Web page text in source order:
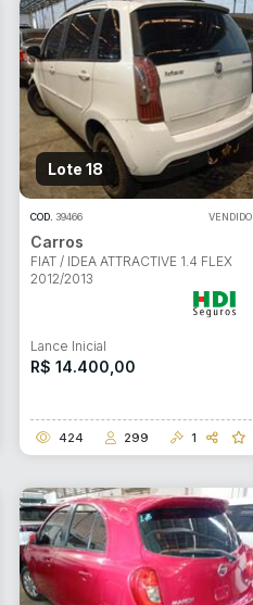
Lote 18
COD. 39466 VENDIDO
Carros
FIAT / IDEA ATTRACTIVE 1.4 FLEX
2012/2013
Lance Inicial
R$ 14.400,00
424 299 1